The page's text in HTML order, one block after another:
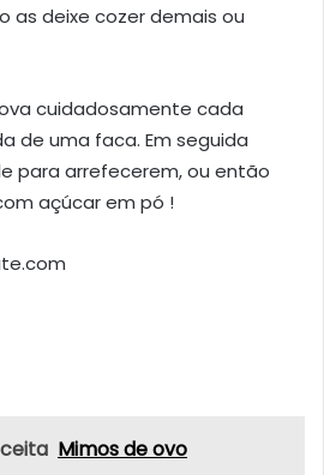
as deixe cozer demais ou
cuidadosamente cada
de uma faca. Em seguida
para arrefecerem, ou então
açúcar em pó !
Mimos de ovo